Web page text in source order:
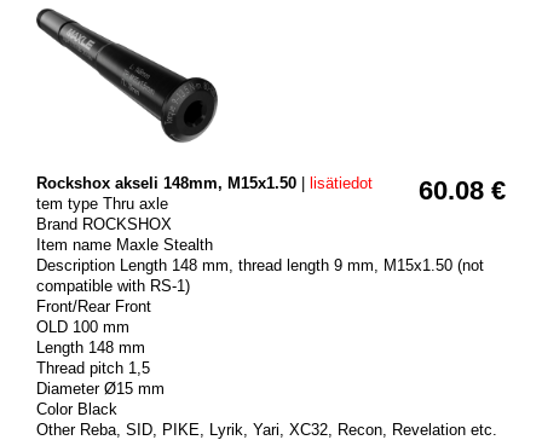
60.08 €
Rockshox akseli 148mm, M15x1.50 | lisätiedot
tem type Thru axle
Brand ROCKSHOX
Item name Maxle Stealth
Description Length 148 mm, thread length 9 mm, M15x1.50 (not
compatible with RS-1)
Front/Rear Front
OLD 100 mm
Length 148 mm
Thread pitch 1,5
Diameter Ø15 mm
Color Black
Other Reba, SID, PIKE, Lyrik, Yari, XC32, Recon, Revelation etc.